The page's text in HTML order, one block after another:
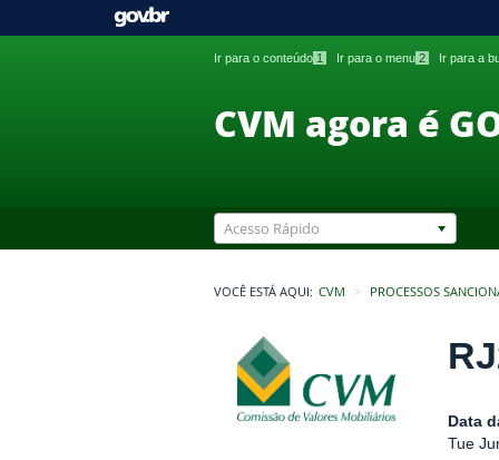
Ir para o conteúdo 1 Ir para o menu 2 Ir para a
CVM agora é
Acesso Rápido
VOCÊ ESTÁ AQUI: CVM PROCESSOS
Data
Tue